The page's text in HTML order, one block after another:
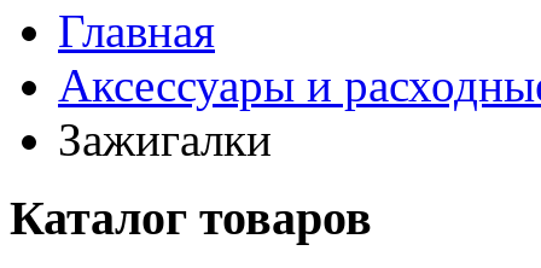
Главная
Аксессуары и
Зажигалки
Каталог товаров